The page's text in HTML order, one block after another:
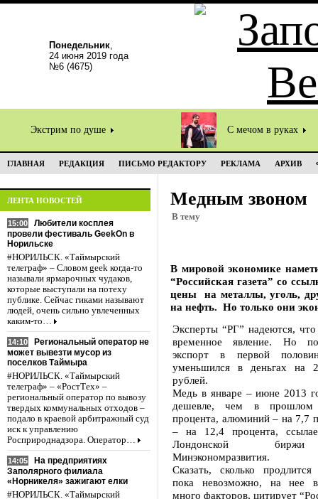
Понедельник,
24 июня 2019 года
№6 (4675)
Экстрим по душе С мечом в руках
ГЛАВНАЯ РЕДАКЦИЯ ПИСЬМО РЕДАКТОРУ РЕКЛАМА АРХИВ
ЛЕНТА НОВОСТЕЙ
15:00
Любители косплея
провели фестиваль GeekOn в
Норильске
#НОРИЛЬСК. «Таймырский
телеграф» – Словом geek когда-то
называли ярмарочных чудаков,
которые выступали на потеху
публике. Сейчас гиками называют
людей, очень сильно увлеченных
каким-то…
14:10
Региональный оператор не
может вывезти мусор из
поселков Таймыра
#НОРИЛЬСК. «Таймырский
телеграф» – «РостТех» –
региональный оператор по вывозу
твердых коммунальных отходов –
подало в краевой арбитражный суд
иск к управлению
Росприроднадзора. Оператор…
14:05
На предприятиях
Заполярного филиала
«Норникеля» зажигают елки
#НОРИЛЬСК. «Таймырский
Медным звоном
В тему
В мировой экономике
“Российская газета” со
цены на металлы, уголь,
на нефть. Но только они
Эксперты “РГ” надеются,
временное явление. Но
экспорт в первой
уменьшился в деньгах на
рублей.
Медь в январе – июне 2013
дешевле, чем в
процента, алюминий – на 7,7
– на 12,4 процента,
Лондонской
Минэкономразвития.
Сказать, сколько
пока невозможно, на нее
много факторов, цитирует